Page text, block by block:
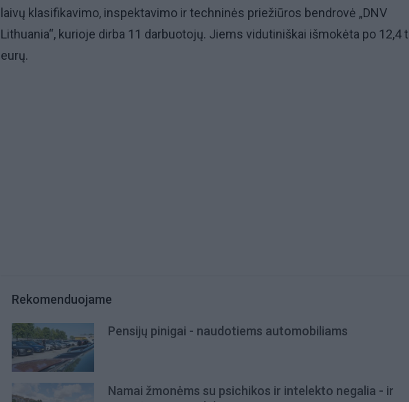
laivų klasifikavimo, inspektavimo ir techninės priežiūros bendrovė „DNV
Lithuania“, kurioje dirba 11 darbuotojų. Jiems vidutiniškai išmokėta po 12,4
eurų.
Rekomenduojame
Pensijų pinigai - naudotiems automobiliams
Namai žmonėms su psichikos ir intelekto negalia - ir